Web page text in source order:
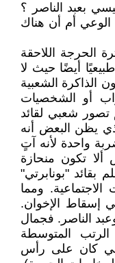
بعبد الناصر ؟
أم أن هناك
الحرجة اللاحقة
أيضًا حيث لا
الذاكرة الشعبية
أو الشخصيات
تصور شعبي لقائد
يظن البعض أنه
واحدة لأنه آتٍ
تكون منحازة
بقائد "بونابرتي"
ومما
إسقاط الإخوان.
الناصر. فجمال
الرتب المتوسطة
كان على رأس